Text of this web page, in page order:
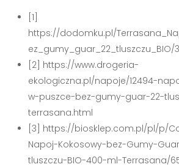
[1]
https://dodomku.pl/
ez_gumy_guar_22_tluszczu_BIO/
[2] https://www.drogeria-
ekologiczna.pl/napoje/12494-
w-puszce-bez-gumy-guar-22-
terrasana.html
[3] https://biosklep.com.pl/pl/p/
Napoj-Kokosowy-bez-Gumy-
tluszczu-BIO-400-ml-Terrasana/